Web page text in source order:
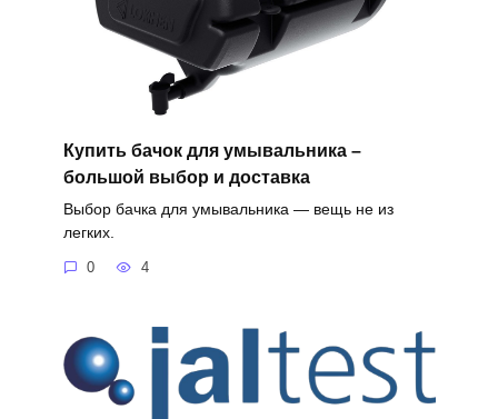
Купить бачок для умывальника –
большой выбор и доставка
Выбор бачка для умывальника — вещь не из
легких.
0 4